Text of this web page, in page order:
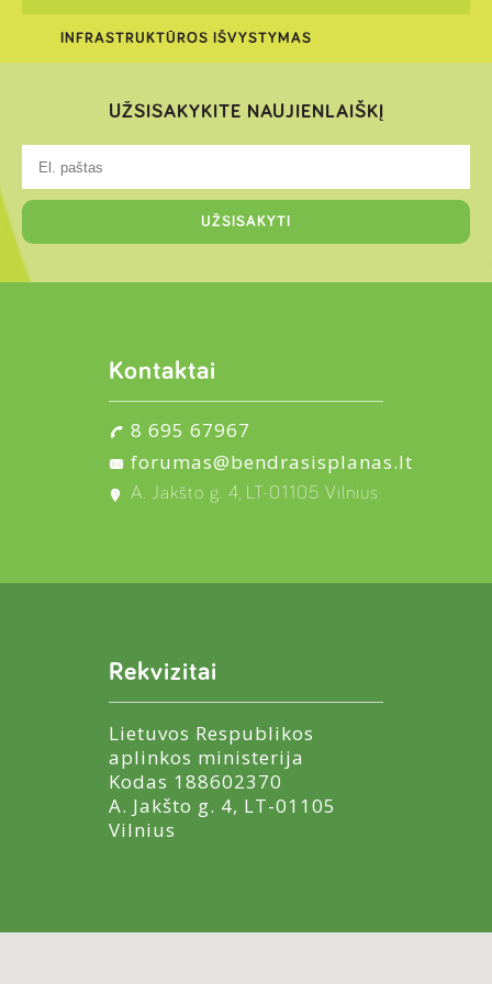
INFRASTRUKTŪROS IŠVYSTYMAS
UŽSISAKYKITE NAUJIENLAIŠKĮ
Kontaktai
8 695 67967
forumas@bendrasisplanas.lt
A. Jakšto g. 4, LT-01105 Vilnius
Rekvizitai
Lietuvos Respublikos
aplinkos ministerija
Kodas 188602370
A. Jakšto g. 4, LT-01105
Vilnius